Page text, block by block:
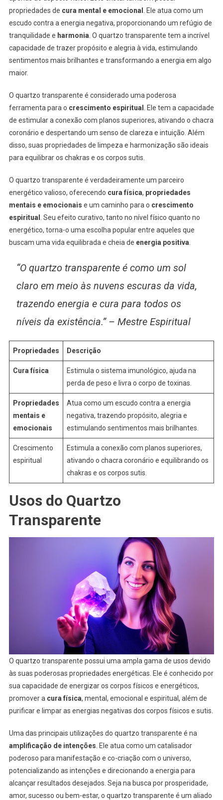
propriedades de cura mental e emocional
. Ele atua como um
escudo contra a energia negativa, proporcionando um refúgio de
tranquilidade e harmonia . O quartzo transparente tem a incrível
capacidade de trazer propósito e alegria à vida, estimulando
sentimentos mais brilhantes e transformando a energia em algo
maior.
O quartzo transparente é considerado uma poderosa
ferramenta para o crescimento espiritual
. Ele tem a capacidade
de estimular a conexão com planos superiores, ativando o chacra
coronário e despertando um senso de clareza e intuição. Além
disso, suas propriedades de limpeza e harmonização são ideais
para equilibrar os chakras e os corpos sutis.
O quartzo transparente é verdadeiramente um parceiro
energético valioso, oferecendo cura física, propriedades
mentais e emocionais e um caminho para o crescimento
espiritual
. Seu efeito curativo, tanto no nível físico quanto no
energético, torna-o uma escolha popular entre aqueles que
buscam uma vida equilibrada e cheia de energia positiva
“O quartzo transparente é como um sol
claro em meio às nuvens escuras da vida,
trazendo energia e cura para todos os
níveis da existência.” – Mestre Espiritual
Propriedades Descrição
Cura física
Estimula o sistema imunológico, ajuda na
perda de peso e livra o corpo de toxinas.
Propriedades
mentais e
emocionais
Atua como um escudo contra a energia
negativa, trazendo propósito, alegria e
estimulando sentimentos mais brilhantes.
Crescimento
espiritual
Estimula a conexão com planos superiores,
ativando o chacra coronário e equilibrando os
chakras e os corpos sutis.
Usos do Quartzo
Transparente
O quartzo transparente possui uma ampla gama de usos devido
às suas poderosas propriedades energéticas. Ele é conhecido por
sua capacidade de energizar os corpos físicos e energéticos,
promover a cura física, mental, emocional e espiritual, além de
purificar e limpar as energias negativas dos corpos físicos e sutis.
Uma das principais utilizações do quartzo transparente é na
amplificação de intenções . Ele atua como um catalisador
poderoso para manifestação e co-criação com o universo,
potencializando as intenções e direcionando a energia para
alcançar resultados desejados. Seja na busca por prosperidade,
amor, sucesso ou bem-estar, o quartzo transparente é um aliado